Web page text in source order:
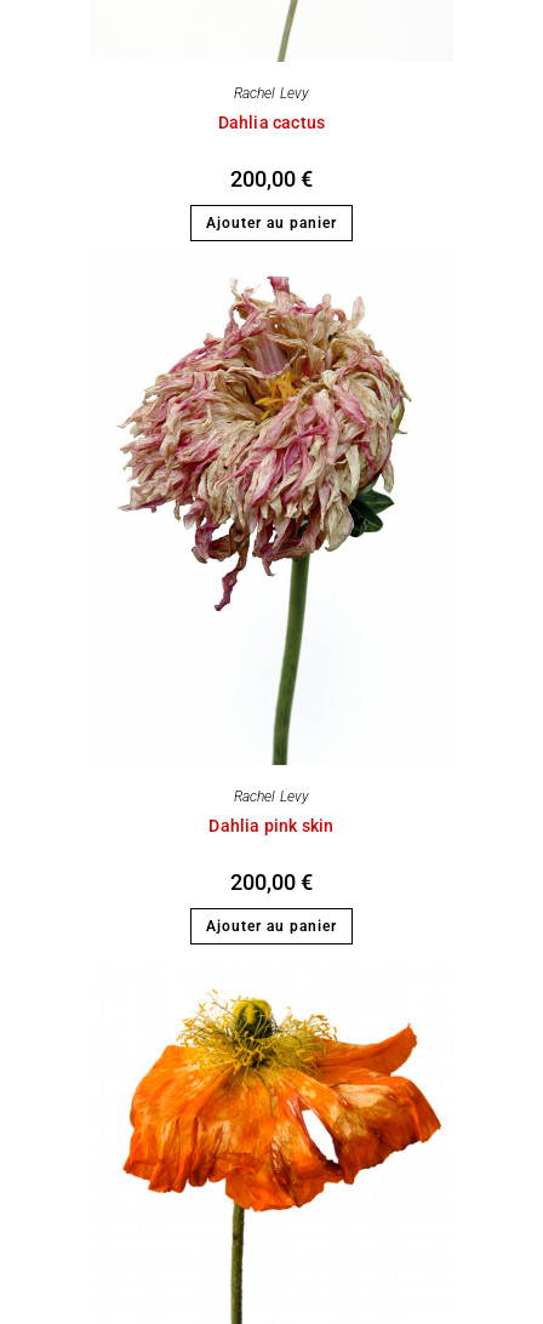
Rachel Levy
Dahlia cactus
200,00€
Ajouter au panier
Rachel Levy
Dahlia pink skin
200,00€
Ajouter au panier